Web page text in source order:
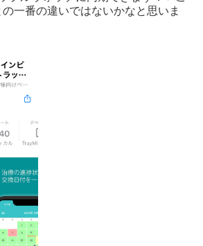
一番の違いではないかなと思いま